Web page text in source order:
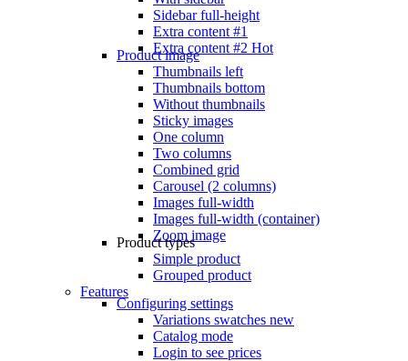
Sidebar full-height
Extra content #1
Extra content #2 Hot
Product image
Thumbnails left
Thumbnails bottom
Without thumbnails
Sticky images
One column
Two columns
Combined grid
Carousel (2 columns)
Images full-width
Images full-width (container)
Zoom image
Product types
Simple product
Grouped product
Features
Configuring settings
Variations swatches new
Catalog mode
Login to see prices